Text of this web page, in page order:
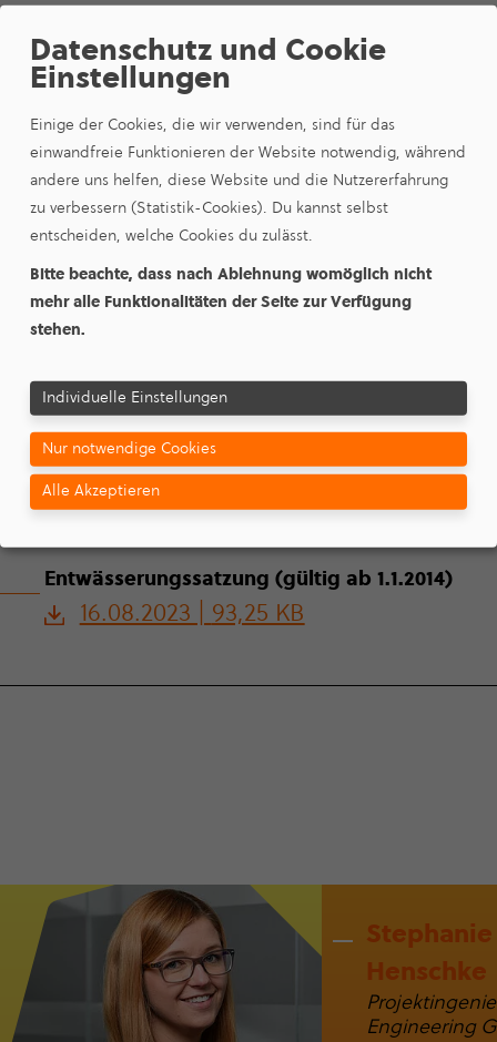
DOWNLOADS & INFOS
Hier finden Sie weitere Infor­
ma­tionen
Beitrags- und Gebüh­ren­sat­zung (gültig ab
1.1.2020)
29.06.2023 |
Welche Stoffe gehören nicht ins Abwasser?
02.02.2023 |47,01 KB
Schutz gegen Rückstau aus dem Abwas­ser­
netz
Ent­wäs­se­rungs­sat­zung (gültig ab 1.1.2014)
16.08.2023 | 93,25 KB
Stephanie
Henschke
Engineering
Datenschutz und Cookie
Einstellungen
Einige der Cookies, die wir verwenden, sind für das
einwandfreie Funktionieren der Website notwendig, während
andere uns helfen, diese Website und die Nutzererfahrung
zu verbessern (Statistik-Cookies). Du kannst selbst
entscheiden, welche Cookies du zulässt.
Bitte beachte, dass nach Ablehnung womöglich nicht
mehr alle Funktionalitäten der Seite zur Verfügung
stehen.
Individuelle Einstellungen
Nur notwendige Cookies
Alle Akzeptieren